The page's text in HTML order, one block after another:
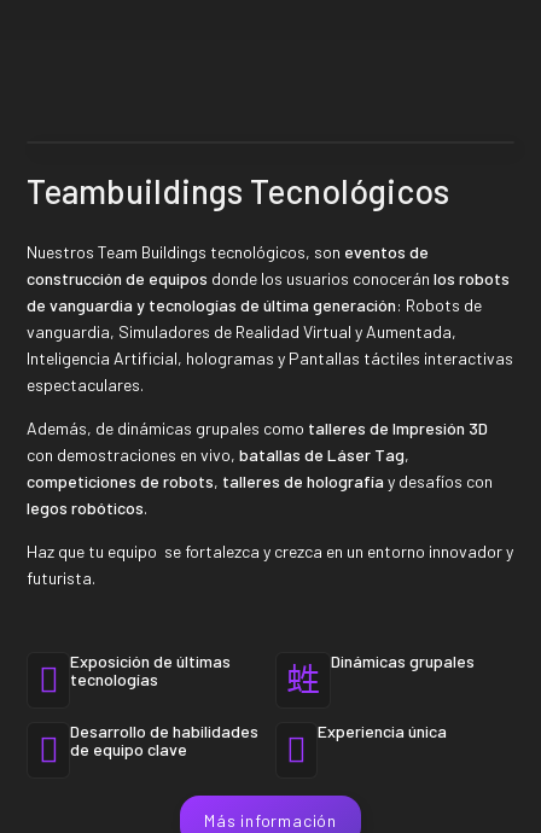
Teambuildings Tecnológicos
Nuestros Team Buildings tecnológicos, son eventos de
construcción de equipos donde los usuarios conoceránlos robots
de vanguardia y tecnologías de última generación: Robots de
vanguardia, Simuladores de Realidad Virtual y Aumentada,
Inteligencia Artificial, hologramas y Pantallas táctiles interactivas
espectaculares.
Además, de dinámicas grupales como talleres de Impresión 3D
con demostraciones en vivo,batallas de Láser Tag,
competiciones de robots, talleres de holografía y desafíos con
legos robóticos.
Haz que tu equipo se fortalezca y crezca en un entorno innovador y
futurista.
Exposición de últimas
tecnologías
Dinámicas grupales
Desarrollo de habilidades
de equipo clave
Experiencia única
Más información